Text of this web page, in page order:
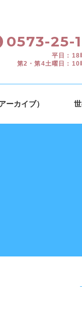
0573-25-
平日：18
第2・第4土曜日：10
ーカイブ）